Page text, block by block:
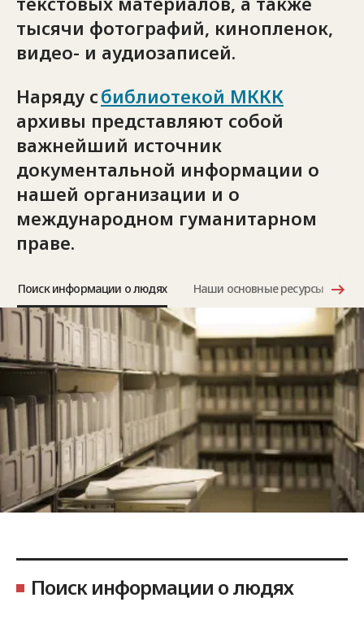
тысячи фотографий, кинопленок,
видео- и аудиозаписей.
Наряду сбиблиотекой МККК
архивы представляют собой
важнейший источник
документальной информации о
нашей организации и о
международном гуманитарном
праве.
Поиск информации о людях Наши основные ресурсы
Поиск информации о людях